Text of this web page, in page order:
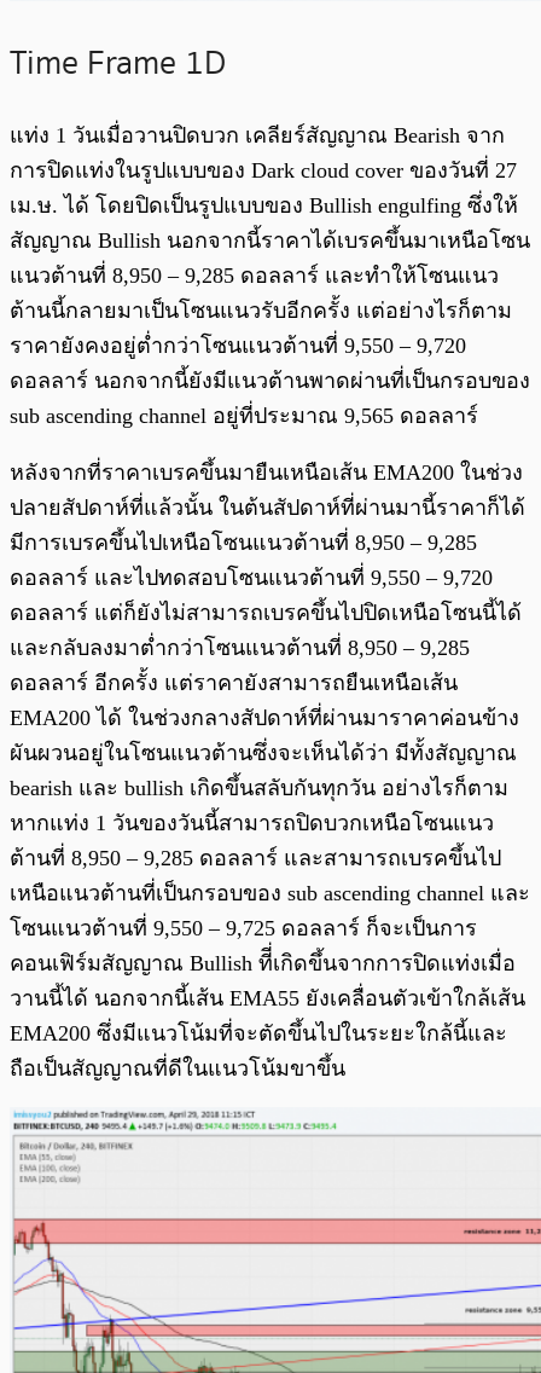
Time Frame 1D
แท่ง 1 วันเมื่อวานปิดบวก เคลียร์สัญญาณ Bearish จาก
การปิดแท่งในรูปแบบของ Dark cloud cover ของวันที่ 27
เม.ษ. ได้ โดยปิดเป็นรูปแบบของ Bullish engulfing ซึ่งให้
สัญญาณ Bullish นอกจากนี้ราคาได้เบรคขึ้นมาเหนือโซน
แนวต้านที่ 8,950 – 9,285 ดอลลาร์ และทำให้โซนแนว
ต้านนี้กลายมาเป็นโซนแนวรับอีกครั้ง แต่อย่างไรก็ตาม
ราคายังคงอยู่ต่ำกว่าโซนแนวต้านที่ 9,550 – 9,720
ดอลลาร์ นอกจากนี้ยังมีแนวต้านพาดผ่านที่เป็นกรอบของ
sub ascending channel อยู่ที่ประมาณ 9,565 ดอลลาร์
หลังจากที่ราคาเบรคขึ้นมายืนเหนือเส้น EMA200 ในช่วง
ปลายสัปดาห์ที่แล้วนั้น ในต้นสัปดาห์ที่ผ่านมานี้ราคาก็ได้
มีการเบรคขึ้นไปเหนือโซนแนวต้านที่ 8,950 – 9,285
ดอลลาร์ และไปทดสอบโซนแนวต้านที่ 9,550 – 9,720
ดอลลาร์ แต่ก็ยังไม่สามารถเบรคขึ้นไปปิดเหนือโซนนี้ได้
และกลับลงมาต่ำกว่าโซนแนวต้านที่ 8,950 – 9,285
ดอลลาร์ อีกครั้ง แต่ราคายังสามารถยืนเหนือเส้น
EMA200 ได้ ในช่วงกลางสัปดาห์ที่ผ่านมาราคาค่อนข้าง
ผันผวนอยู่ในโซนแนวต้านซึ่งจะเห็นได้ว่า มีทั้งสัญญาณ
bearish และ bullish เกิดขึ้นสลับกันทุกวัน อย่างไรก็ตาม
หากแท่ง 1 วันของวันนี้สามารถปิดบวกเหนือโซนแนว
ต้านที่ 8,950 – 9,285 ดอลลาร์ และสามารถเบรคขึ้นไป
เหนือแนวต้านที่เป็นกรอบของ sub ascending channel และ
โซนแนวต้านที่ 9,550 – 9,725 ดอลลาร์ ก็จะเป็นการ
คอนเฟิร์มสัญญาณ Bullish ทีี่เกิดขึ้นจากการปิดแท่งเมื่อ
วานนี้ได้ นอกจากนี้เส้น EMA55 ยังเคลื่อนตัวเข้าใกล้เส้น
EMA200 ซึ่งมีแนวโน้มที่จะตัดขึ้นไปในระยะใกล้นี้และ
ถือเป็นสัญญาณที่ดีในแนวโน้มขาขึ้น